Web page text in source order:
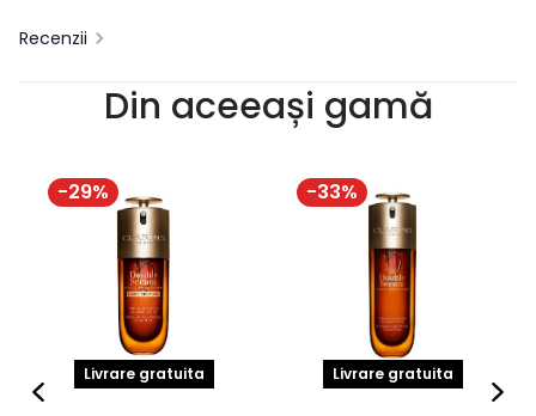
Recenzii
Din aceeași gamă
-29%
Livrare gratuita
-33%
Livrare gratuita